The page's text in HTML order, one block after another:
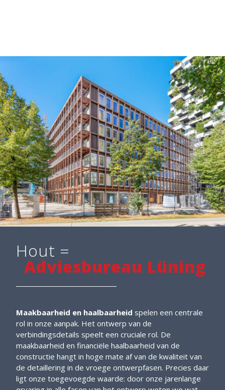
Hout =
Adviesbureau Lüning
Maakbaarheid en haalbaarheid spelen een centrale
rol in onze aanpak. Het ontwerp van de
verbindingsdetails speelt een cruciale rol. De
maakbaarheid en financiële haalbaarheid van de
constructie hangt in hoge mate af van de kwaliteit van
de detaillering in de vroege ontwerpfasen. Precies daar
ligt onze toegevoegde waarde: door onze jarenlange